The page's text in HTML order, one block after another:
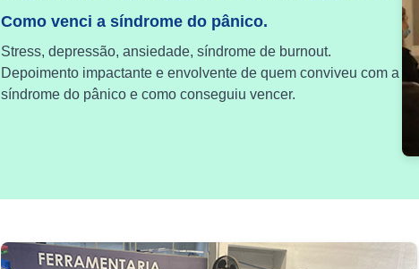
Como venci a síndrome do pânico.
Stress, depressão, ansiedade, síndrome de burnout.
Depoimento impactante e envolvente de quem conviveu com a
síndrome do pânico e como conseguiu vencer.